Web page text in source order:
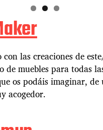
las creaciones de
de muebles para todas
os podáis imaginar, de
acogedor.